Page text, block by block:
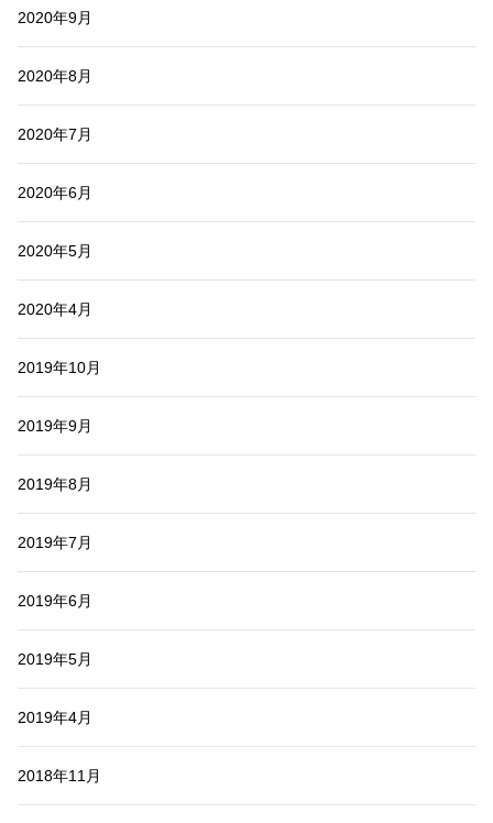
2020年9月
2020年8月
2020年7月
2020年6月
2020年5月
2020年4月
2019年10月
2019年9月
2019年8月
2019年7月
2019年6月
2019年5月
2019年4月
2018年11月